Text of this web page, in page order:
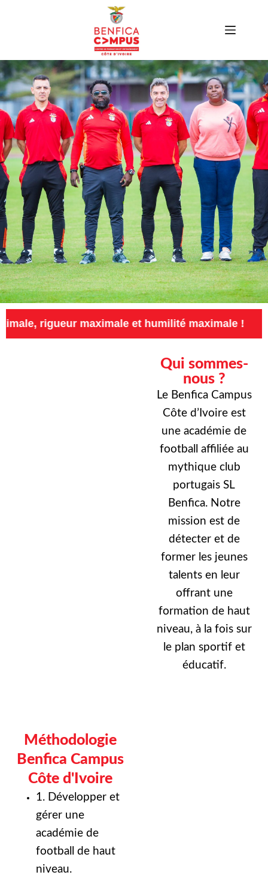
maximale et humilité maximale !
Qui sommes-
nous ?
Le Benfica Campus
Côte d’Ivoire est
une académie de
football affiliée au
mythique club
portugais SL
Benfica. Notre
mission est de
détecter et de
former les jeunes
talents en leur
offrant une
formation de haut
niveau, à la fois sur
le plan sportif et
éducatif.
Méthodologie
Benfica Campus
Côte d'Ivoire
1. Développer et
gérer une
académie de
football de haut
niveau.